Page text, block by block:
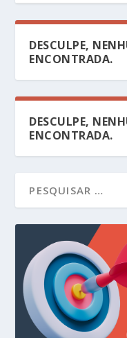
DESCULPE,
ENCONTRADA.
DESCULPE,
ENCONTRADA.